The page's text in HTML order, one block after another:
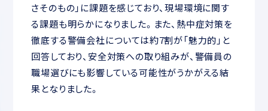
さそのもの」に課題を感じており、現場環境に関す
る課題も明らかになりました。また、熱中症対策を
徹底する警備会社については約7割が「魅力的」と
回答しており、安全対策への取り組みが、警備員の
職場選びにも影響している可能性がうかがえる結
果となりました。